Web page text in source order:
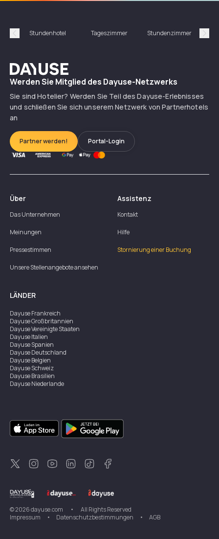
Précédent
Stundenhotel Tageszimmer Stundenzimmer
Dayuse
Werden Sie Mitglied des Dayuse-Netzwerks
Sie sind Hotelier? Werden Sie Teil des Dayuse-Erlebnisses
und schließen Sie sich unserem Netzwerk von Partnerhotels
an
Partner werden! Portal-Login
Über
Das Unternehmen
Meinungen
Pressestimmen
Unsere Stellenangebote ansehen
Assistenz
Kontakt
Hilfe
Stornierung einer Buchung
LÄNDER
DayuseFrankreich
DayuseGroßbritannien
DayuseVereinigte Staaten
DayuseItalien
DayuseSpanien
DayuseDeutschland
DayuseBelgien
DayuseSchweiz
DayuseBrasilien
DayuseNiederlande
DayuseKanada
DayuseSingapur
DayuseZweden
DayuseKorea
DayuseNeuseeland
©2026dayuse.com •
All Rights Reserved
Impressum
• Datenschutzbestimmungen • AGB